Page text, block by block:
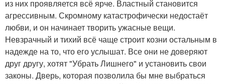
из них проявляется всё ярче. Властный становится
агрессивным. Скромному катастрофически недостаёт
любви, и он начинает творить ужасные вещи.
Невзрачный и тихий всё чаще строит козни остальным в
надежде на то, что его услышат. Все они не доверяют
друг другу, хотят "Убрать Лишнего" и установить свои
законы. Дверь, которая позволила бы мне выбраться